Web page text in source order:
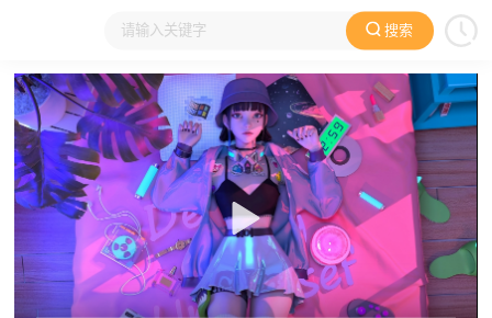
搜索
大家在看 日本动漫 国产动漫 欧美动漫 动漫电影